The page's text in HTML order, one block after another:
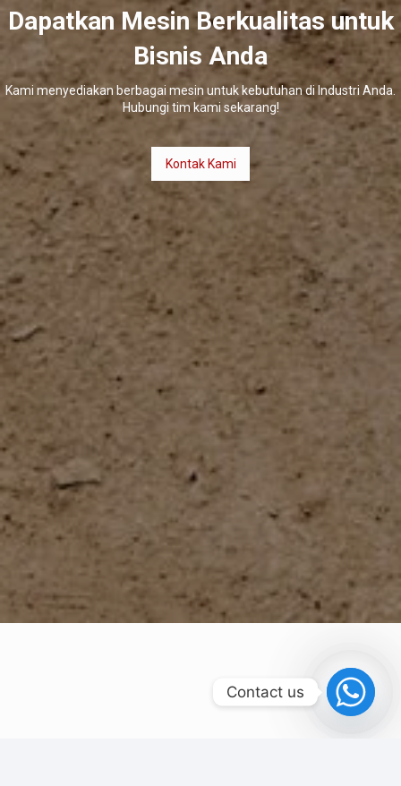
Dapatkan Mesin Berkualitas untuk
Bisnis Anda
Kami menyediakan berbagai mesin untuk kebutuhan di Industri Anda.
Hubungi tim kami sekarang!
Kontak Kami
Contact us